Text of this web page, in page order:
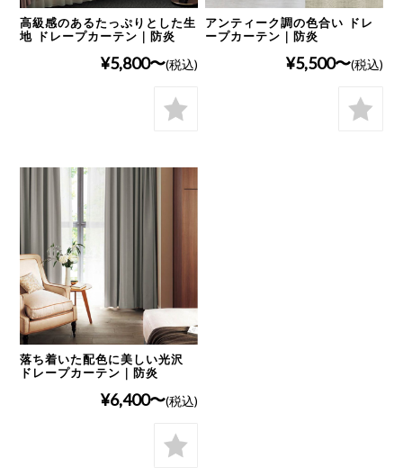
高級感のあるたっぷりとした生
地 ドレープカーテン｜防炎
¥5,800 (税込)
アンティーク調の色合い ドレ
ープカーテン｜防炎
¥5,500 (税込)
落ち着いた配色に美しい光沢
ドレープカーテン｜防炎
¥6,400 (税込)